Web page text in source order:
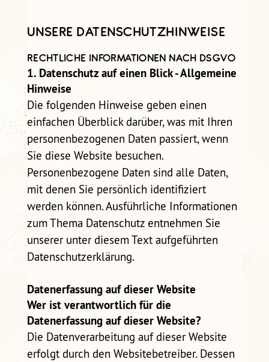
SEXUALISIERTER GEWALT IM
VEREIN
UNSERE DATENSCHUTZHINWEISE
RECHTLICHE INFORMATIONEN NACH DSGVO
1. Datenschutz auf einen Blick - Allgemeine
Hinweise
Die folgenden Hinweise geben einen
einfachen Überblick darüber, was mit Ihren
personenbezogenen Daten passiert, wenn
Sie diese Website besuchen.
Personenbezogene Daten sind alle Daten,
mit denen Sie persönlich identifiziert
werden können. Ausführliche Informationen
zum Thema Datenschutz entnehmen Sie
unserer unter diesem Text aufgeführten
Datenschutzerklärung.
Datenerfassung auf dieser Website
Wer ist verantwortlich für die
Datenerfassung auf dieser Website?
Die Datenverarbeitung auf dieser Website
erfolgt durch den Websitebetreiber. Dessen